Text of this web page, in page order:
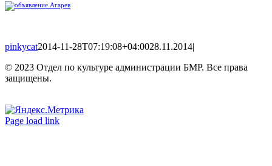
pinkycat2014-11-28T07:19:08+04:0028.11.2014|
© 2023 Отдел по культуре администрации БМР. Все права
защищены.
Вконтакте
Одноклассники
Page load link